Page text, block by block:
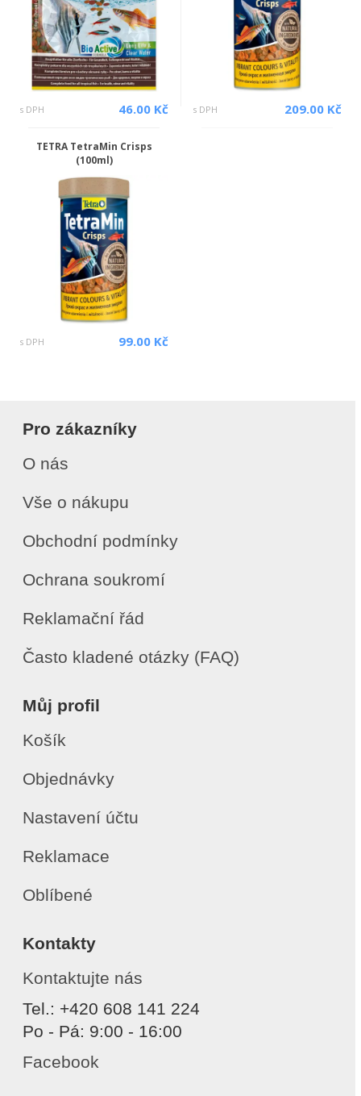
s DPH 46.00 Kč s DPH 209.00 Kč
TETRA TetraMin Crisps
(100ml)
s DPH 99.00 Kč
Pro zákazníky
O nás
Vše o nákupu
Obchodní podmínky
Ochrana soukromí
Reklamační řád
Často kladené otázky (FAQ)
Můj profil
Košík
Objednávky
Nastavení účtu
Reklamace
Oblíbené
Kontakty
Kontaktujte nás
Tel.: +420 608 141 224
Po - Pá: 9:00 - 16:00
Facebook